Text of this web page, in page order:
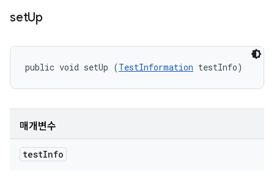
setUp
public void setUp (TestInformation testInfo)
매개변수
testInfo